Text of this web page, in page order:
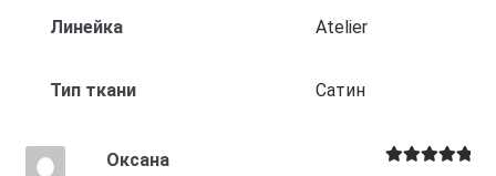
Линейка Atelier
Тип ткани Cатин
Оксана